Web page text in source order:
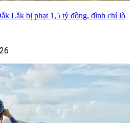
Lắk bị phạt 1,5 tỷ đồng, đình chỉ lò